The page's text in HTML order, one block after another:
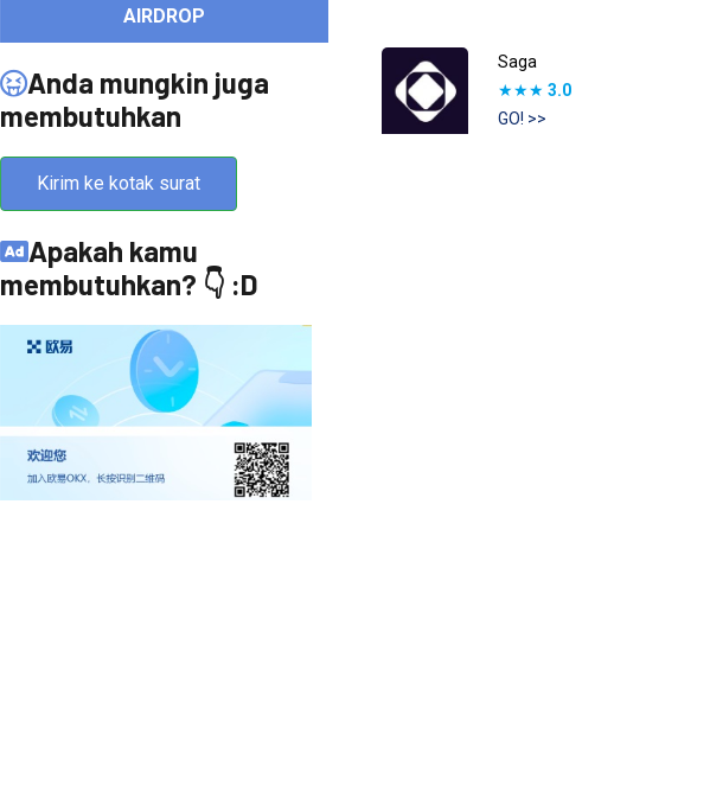
AIRDROP
Anda mungkin juga
membutuhkan
Kirim ke kotak surat
Apakah kamu
membutuhkan? 👇 :D
Saga
★★★ 3.0
GO! >>